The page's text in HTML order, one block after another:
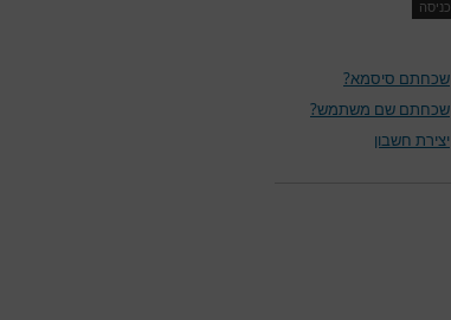
שכחתם סיסמא?
שכחתם שם משתמש?
יצירת חשבון